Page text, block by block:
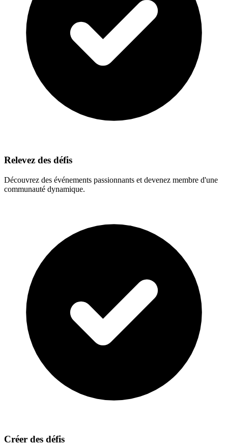
Relevez des défis
Découvrez des événements passionnants et devenez membre d'une
communauté dynamique.
Créer des défis